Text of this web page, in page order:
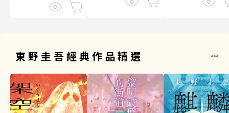
東野圭吾經典作品精選